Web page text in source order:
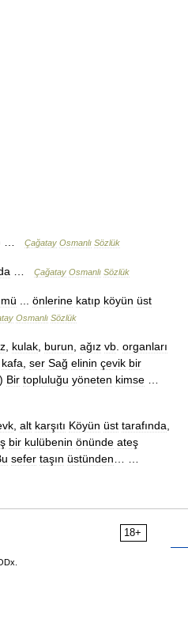
… Çağatay Osmanlı Sözlük
Çağatay Osmanlı Sözlük
önlerine katıp köyün üst
Osmanlı Sözlük
kulak burun ağız vb organları
kafa ser Sağ elinin çevik bir
) Bir topluluğu yöneten kimse
alt karşıtı Köyün üst tarafında
bir kulübenin önünde ateş
sefer taşın üstünden
18+